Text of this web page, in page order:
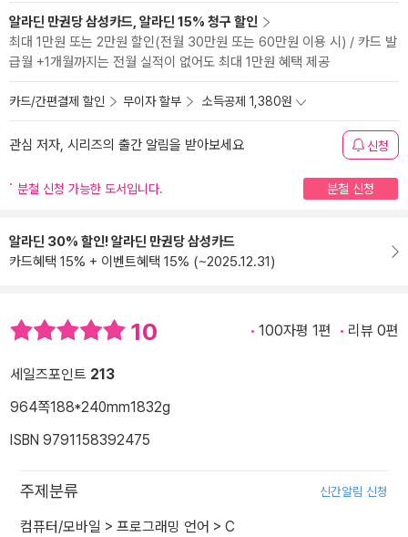
알라딘 만권당 삼성카드, 알라딘 15% 청구 할인
최대 1만원 또는 2만원 할인(전월 30만원 또는 60만원 이용 시) / 카드 발
급월 +1개월까지는 전월 실적이 없어도 최대 1만원 혜택 제공
카드/간편결제 할인 무이자 할부 소득공제 1,380원
관심 저자, 시리즈의 출간 알림을 받아보세요 신청
분철 신청 가능한 도서입니다. 분철 신청
알라딘 30% 할인! 알라딘 만권당 삼성카드
카드혜택 15% + 이벤트혜택 15% (~2025.12.31)
10 100자평 1편 리뷰 0편
세일즈포인트 213
964쪽188*240mm1832g
ISBN 9791158392475
주제분류 신간알림 신청
컴퓨터/모바일 > 프로그래밍 언어 > C